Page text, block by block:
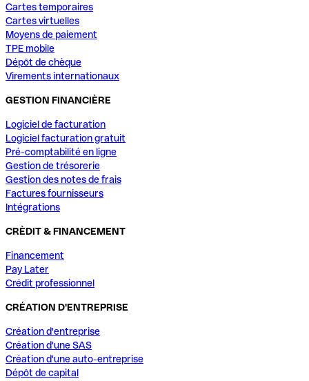
Cartes temporaires
Cartes virtuelles
Moyens de paiement
TPE mobile
Dépôt de chèque
Virements internationaux
GESTION FINANCIÈRE
Logiciel de facturation
Logiciel facturation gratuit
Pré-comptabilité en ligne
Gestion de trésorerie
Gestion des notes de frais
Factures fournisseurs
Intégrations
CRÈDIT & FINANCEMENT
Financement
Pay Later
Crédit professionnel
CRÉATION D'ENTREPRISE
Création d'entreprise
Création d'une SAS
Création d'une auto-entreprise
Dépôt de capital